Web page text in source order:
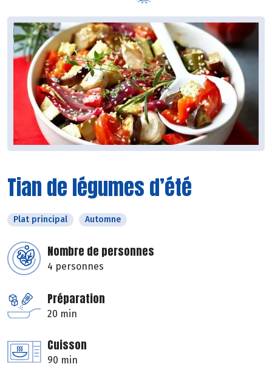
Tian de légumes d’été
Plat principal Automne
Nombre de personnes
4 personnes
Préparation
20 min
Cuisson
90 min